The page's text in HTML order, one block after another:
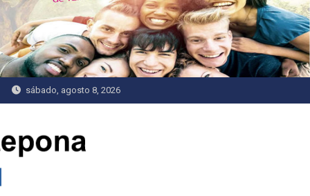
Saltar
al
contenido
sábado, agosto 8, 2026